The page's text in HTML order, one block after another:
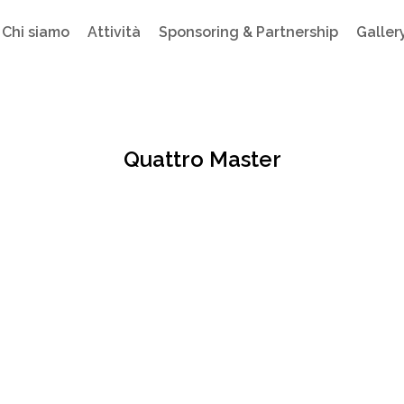
Chi siamo Attività Sponsoring & Partnership
Quattro Master